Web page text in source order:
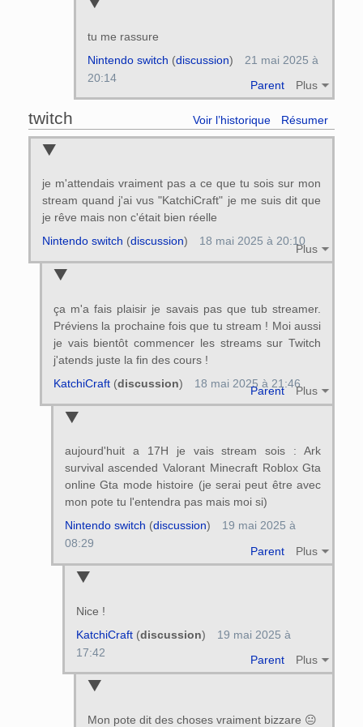
tu me rassure
Parent Plus
Nintendo switch (discussion)
21 mai 2025 à
20:14
twitch Voir l’historique Résumer
je m'attendais vraiment pas a ce que tu sois sur mon
stream quand j'ai vus "KatchiCraft" je me suis dit que
je rêve mais non c'était bien réelle
Plus
Nintendo switch (discussion) 18 mai 2025 à 20:10
ça m'a fais plaisir je savais pas que tub streamer.
Préviens la prochaine fois que tu stream ! Moi aussi
je vais bientôt commencer les streams sur Twitch
j'atends juste la fin des cours !
Parent Plus
KatchiCraft(discussion) 18 mai 2025 à 21:46
aujourd'huit a 17H je vais stream sois : Ark
survival ascended Valorant Minecraft Roblox Gta
online Gta mode histoire (je serai peut être avec
mon pote tu l'entendra pas mais moi si)
Parent Plus
Nintendo switch (discussion)
19 mai 2025 à
08:29
Nice !
Parent Plus
KatchiCraft(discussion)
19 mai 2025 à
17:42
Mon pote dit des choses vraiment bizzare 😐